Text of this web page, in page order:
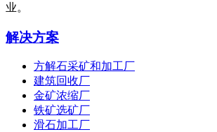
业。
解决方案
方解石采矿和加工厂
建筑回收厂
金矿浓缩厂
铁矿选矿厂
滑石加工厂